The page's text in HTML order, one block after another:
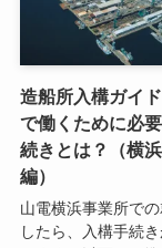
造船所入構ガイ
で働くために必
続きとは？（横
編）
山電横浜事業所で
したら、入構手続